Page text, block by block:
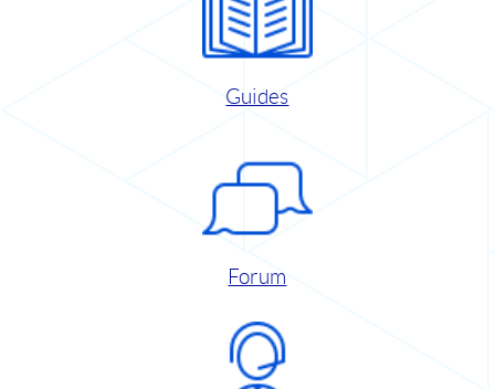
Guides
Forum